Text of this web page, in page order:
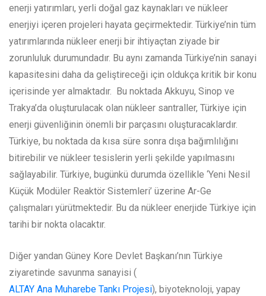
enerji yatırımları, yerli doğal gaz kaynakları ve nükleer
enerjiyi içeren projeleri hayata geçirmektedir. Türkiye’nin tüm
yatırımlarında nükleer enerji bir ihtiyaçtan ziyade bir
zorunluluk durumundadır. Bu aynı zamanda Türkiye’nin sanayi
kapasitesini daha da geliştireceği için oldukça kritik bir konu
içerisinde yer almaktadır. Bu noktada Akkuyu, Sinop ve
Trakya’da oluşturulacak olan nükleer santraller, Türkiye için
enerji güvenliğinin önemli bir parçasını oluşturacaklardır.
Türkiye, bu noktada da kısa süre sonra dışa bağımlılığını
bitirebilir ve nükleer tesislerin yerli şekilde yapılmasını
sağlayabilir. Türkiye, bugünkü durumda özellikle ‘Yeni Nesil
Küçük Modüler Reaktör Sistemleri’ üzerine Ar-Ge
çalışmaları yürütmektedir. Bu da nükleer enerjide Türkiye için
tarihi bir nokta olacaktır.
Diğer yandan Güney Kore Devlet Başkanı’nın Türkiye
ziyaretinde savunma sanayisi (
ALTAY Ana Muharebe Tankı Projesi), biyoteknoloji, yapay